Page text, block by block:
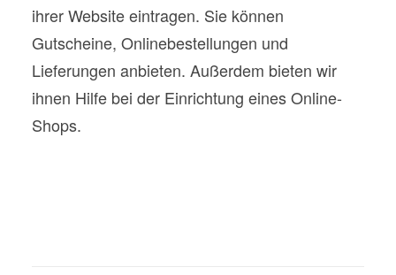
ihrer Website eintragen. Sie können
Gutscheine, Onlinebestellungen und
Lieferungen anbieten. Außerdem bieten wir
ihnen Hilfe bei der Einrichtung eines Online-
Shops.